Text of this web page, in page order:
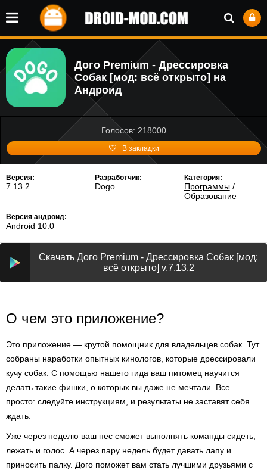
Дого Premium - Дрессировка
Собак [мод: всё открыто] на
Андроид
Голосов: 218000
В закладки
Версия:
7.13.2
Разработчик:
Dogo
Категория:
Программы/
Образование
Версия андроид:
Android 10.0
Скачать Дого Premium - Дрессировка Собак [мод:
всё открыто] v.7.13.2
О чем это приложение?
Это приложение — крутой помощник для владельцев собак. Тут
собраны наработки опытных кинологов, которые дрессировали
кучу собак. С помощью нашего гида ваш питомец научится
делать такие фишки, о которых вы даже не мечтали. Все
просто: следуйте инструкциям, и результаты не заставят себя
ждать.
Уже через неделю ваш пес сможет выполнять команды сидеть,
лежать и голос. А через пару недель будет давать лапу и
приносить палку. Дого поможет вам стать лучшими друзьями с